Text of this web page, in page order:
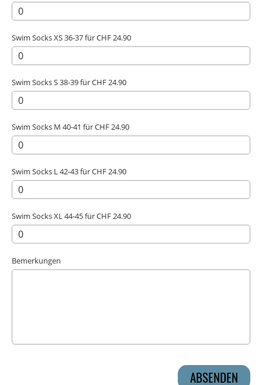
Swim Socks XS 36-37 für CHF 24.90
Swim Socks S 38-39 für CHF 24.90
Swim Socks M 40-41 für CHF 24.90
Swim Socks L 42-43 für CHF 24.90
Swim Socks XL 44-45 für CHF 24.90
Bemerkungen